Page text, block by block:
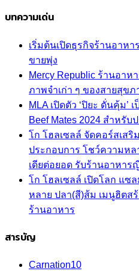
บทความเด่น
เริ่มต้นเปิดธุรกิจร้านอาหา
ขายพุ่ง
Mercy Republic ร้านอาห
ภาพจำเก่า ๆ ของสายสุขภ
MLA เปิดตัว ‘ปิยะ ดั่นคุ้ม’
Beef Mates 2024 สำหรับ
โก โฮลเซลล์ จัดคอร์สเส
ประกอบการ โชว์ความหล
เดียต่อยอด รับร้านอาหาร
โก โฮลเซลล์ เปิดโลก แซ
หลาย ปลา(สี)ส้ม เมนูฮิตส
ร้านอาหาร
สารบัญ
Carnation10